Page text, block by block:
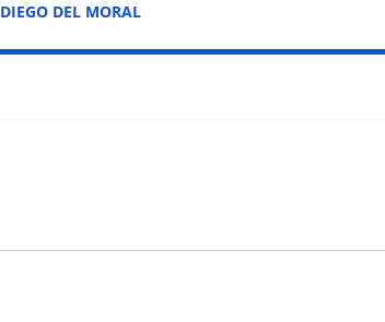
DIEGO DEL MORAL